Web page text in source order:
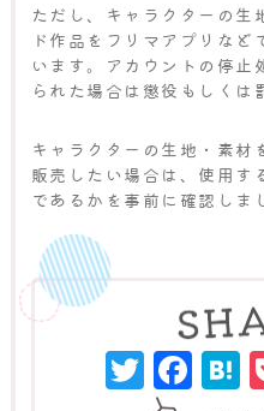
ただし、キャラクターの生
ド作品をフリマアプリな
います。アカウントの停止
られた場合は懲役もしくは
キャラクターの生地・素材
販売したい場合は、使用す
であるかを事前に確認しま